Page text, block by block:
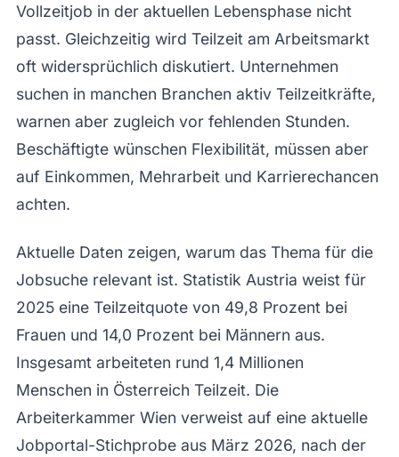
Vollzeitjob in der aktuellen Lebensphase nicht
passt. Gleichzeitig wird Teilzeit am Arbeitsmarkt
oft widersprüchlich diskutiert. Unternehmen
suchen in manchen Branchen aktiv Teilzeitkräfte,
warnen aber zugleich vor fehlenden Stunden.
Beschäftigte wünschen Flexibilität, müssen aber
auf Einkommen, Mehrarbeit und Karrierechancen
achten.
Aktuelle Daten zeigen, warum das Thema für die
Jobsuche relevant ist. Statistik Austria weist für
2025 eine Teilzeitquote von 49,8 Prozent bei
Frauen und 14,0 Prozent bei Männern aus.
Insgesamt arbeiteten rund 1,4 Millionen
Menschen in Österreich Teilzeit. Die
Arbeiterkammer Wien verweist auf eine aktuelle
Jobportal-Stichprobe aus März 2026, nach der